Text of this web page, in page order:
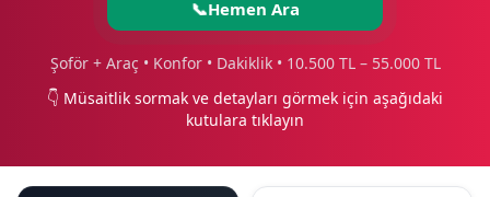
📞Hemen Ara
Şoför + Araç • Konfor • Dakiklik • 10.500 TL – 55.000 TL
👇 Müsaitlik sormak ve detayları görmek için aşağıdaki
kutulara tıklayın